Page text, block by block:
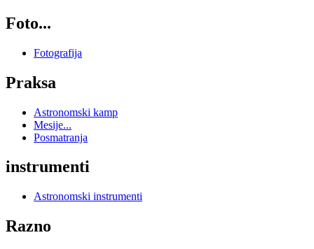
Foto...
Fotografija
Praksa
Astronomski kamp
Mesije...
Posmatranja
instrumenti
Astronomski instrumenti
Razno